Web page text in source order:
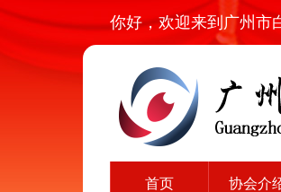
你好，欢迎来到广州市
首页 协会介